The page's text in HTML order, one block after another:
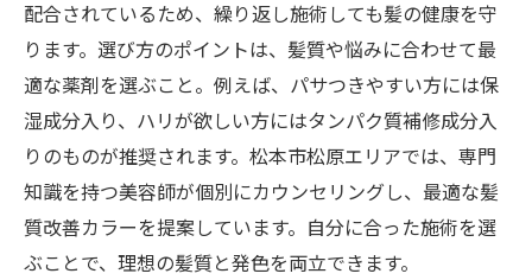
松本市松原の美容院が提案するカラーの特
徴
髪質改善カラー体験者の声と満足ポイント
艶やかな髪を目指すなら髪質改善カラーが最適
髪質改善カラーで叶う艶感の秘密に迫る
艶やかな髪を目指す髪質改善カラーの活用
法
配合されているため、繰り返し施術しても髪の健康を守
ります。選び方のポイントは、髪質や悩みに合わせて最
適な薬剤を選ぶこと。例えば、パサつきやすい方には保
湿成分入り、ハリが欲しい方にはタンパク質補修成分入
りのものが推奨されます。松本市松原エリアでは、専門
知識を持つ美容師が個別にカウンセリングし、最適な髪
質改善カラーを提案しています。自分に合った施術を選
ぶことで、理想の髪質と発色を両立できます。